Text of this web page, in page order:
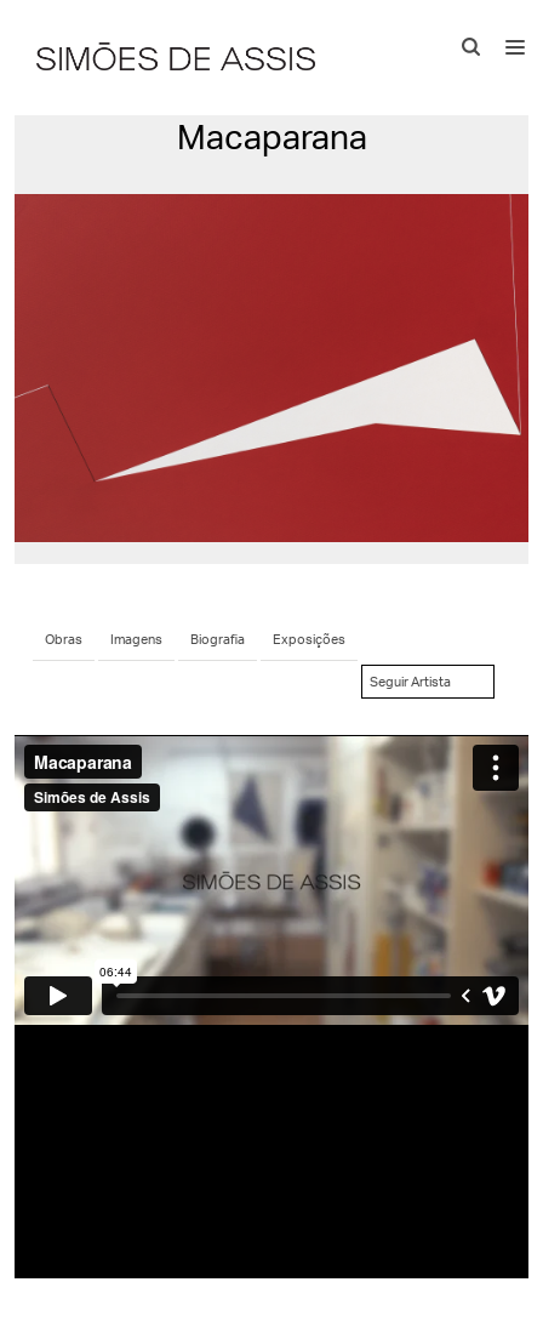
Macaparana
Obras Imagens Biografia Exposições
Seguir Artista